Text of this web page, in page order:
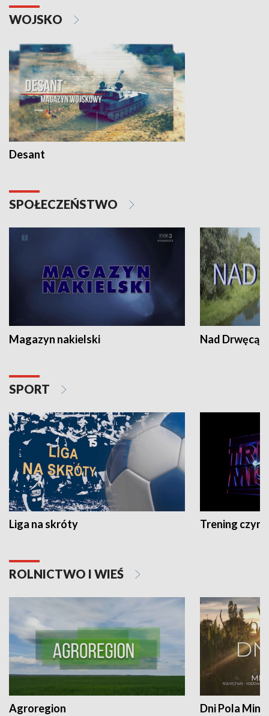
WOJSKO
Desant
SPOŁECZEŃSTWO
Magazyn nakielski Nad Drwęcą
SPORT
Liga na skróty Trening czyni
ROLNICTWO I WIEŚ
Agroregion Dni Pola